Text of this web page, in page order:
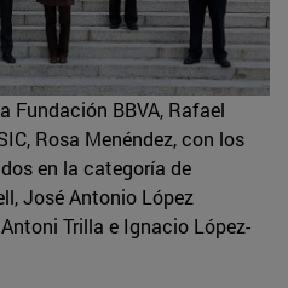
Fundación BBVA, Rafael
Rosa Menéndez, con los
en la categoría de
José Antonio López
Trilla e Ignacio López-